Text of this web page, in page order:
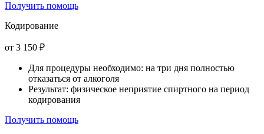
Получить помощь
Кодирование
от 3 150 ₽
Для процедуры необходимо: на три дня полностью
отказаться от алкоголя
Результат: физическое неприятие спиртного на период
кодирования
Получить помощь